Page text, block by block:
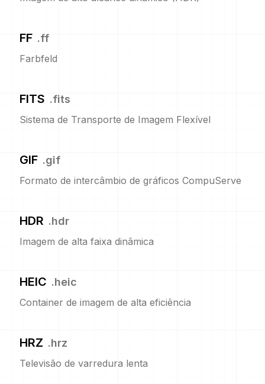
FF .ff
Farbfeld
FITS .fits
Sistema de Transporte de Imagem Flexível
GIF .gif
Formato de intercâmbio de gráficos CompuServe
HDR .hdr
Imagem de alta faixa dinâmica
HEIC .heic
Container de imagem de alta eficiência
HRZ .hrz
Televisão de varredura lenta